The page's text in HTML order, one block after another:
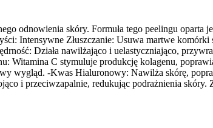
odnowienia skóry. Formuła tego peelingu oparta
Intensywne Złuszczanie: Usuwa martwe
Działa nawilżająco i uelastyczniająco,
Witamina C stymuluje produkcję kolagenu,
wygląd. -Kwas Hialuronowy: Nawilża skórę,
i przeciwzapalnie, redukując podrażnienia skóry.